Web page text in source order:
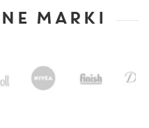
MARKI